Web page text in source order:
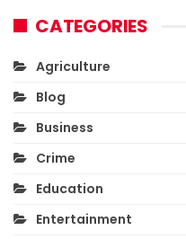
CATEGORIES
Agriculture
Blog
Business
Crime
Education
Entertainment